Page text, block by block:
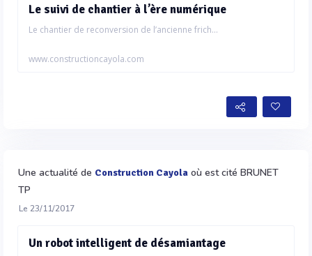
Le suivi de chantier à l’ère numérique
Le chantier de reconversion de l’ancienne frich...
www.constructioncayola.com
Une actualité de Construction Cayola où est cité BRUNET
TP
Le 23/11/2017
Un robot intelligent de désamiantage